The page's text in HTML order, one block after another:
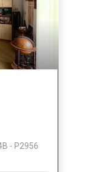
- P2956